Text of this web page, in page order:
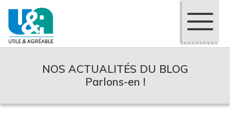
NOS ACTUALITÉS DU BLOG
Parlons-en !